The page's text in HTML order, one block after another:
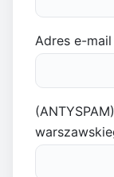
Adres e-mail